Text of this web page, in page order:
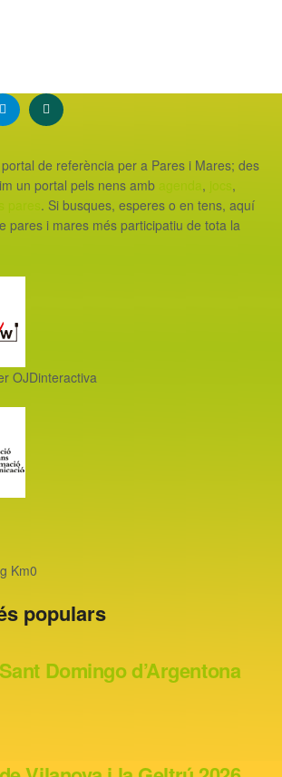
de referència per a Pares i Mares; des
un portal pels nens amb
,
,
. Si busques, esperes o en tens, aquí
pares i mares més participatiu de tota la
OJDinteractiva
Km0
populars
Domingo d’Argentona